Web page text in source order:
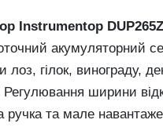
Instrumentop DUP265Z
акумуляторний
лоз, гілок, винограду,
Регулювання ширини
ручка та мале